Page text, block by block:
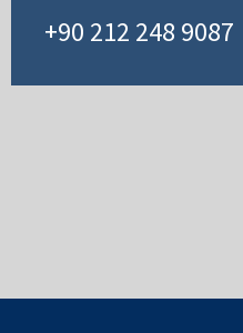
+90 212 248 9087